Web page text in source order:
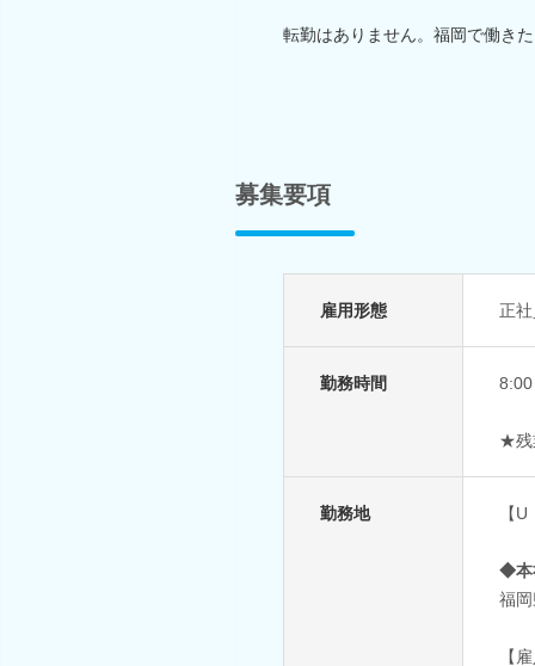
転勤はありません。福岡で働き
募集要項
雇用形態 正
勤務時間
★残
勤務地 【
◆本
福
【